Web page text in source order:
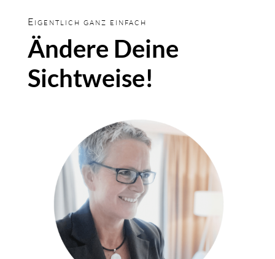
Eigentlich ganz einfach
Ändere Deine
Sichtweise!